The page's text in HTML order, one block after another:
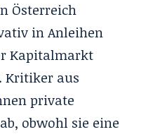
Österreich
in Anleihen
Kapitalmarkt
Kritiker aus
private
obwohl sie eine